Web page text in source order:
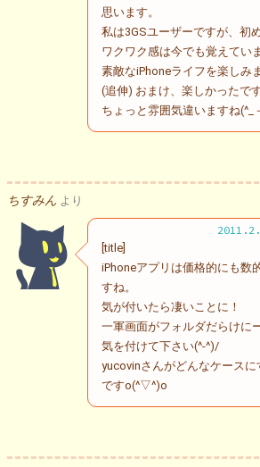
思います。
私は3GSユーザーですが、初
ワクワク感は今でも覚えてい
素敵なiPhoneライフを楽しみ
(追伸) おまけ、楽しかったで
ちょっと雰囲気違いますね
ちすみん より
[title]
iPhoneアプリは価格的にも数
すね。
気が付いたら凄いことに！
一軍画面がフォルダだらけに
気を付けて下さい(^-^)/
yucovinさんがどんなケースに
ですo(^▽^)o